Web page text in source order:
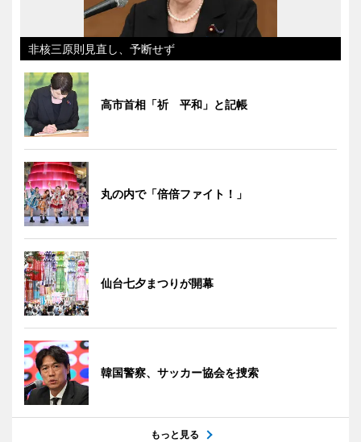
非核三原則見直し、予断せず
高市首相「祈 平和」と記帳
丸の内で「倍倍ファイト！」
仙台七夕まつりが開幕
韓国警察、サッカー協会を捜索
もっと見る